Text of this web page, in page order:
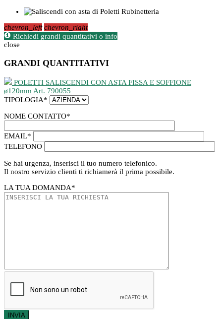
chevron_left chevron_right
Richiedi grandi quantitativi o info
close
GRANDI QUANTITATIVI
POLETTI SALISCENDI CON ASTA FISSA E SOFFIONE
ø120mm Art. 790055
TIPOLOGIA*
NOME CONTATTO*
EMAIL*
TELEFONO
Se hai urgenza, inserisci il tuo numero telefonico.
Il nostro servizio clienti ti richiamerà il prima possibile.
LA TUA DOMANDA*